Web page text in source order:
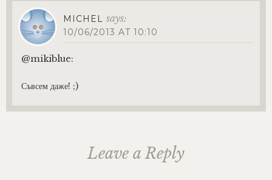
MICHEL says:
10/06/2013 AT 10:10
@mikiblue:
Съвсем даже! ;)
Leave a Reply